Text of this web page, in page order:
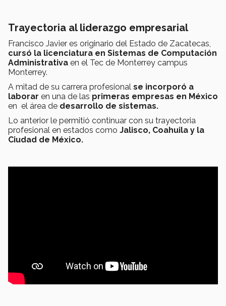
Trayectoria al liderazgo empresarial
Francisco Javier es originario del Estado de Zacatecas,
cursó la licenciatura en Sistemas de Computación
Administrativa en el Tec de Monterrey campus
Monterrey.
A mitad de su carrera profesional se incorporó a
laborar en una de las primeras empresas en México
en el área de desarrollo de sistemas.
Lo anterior le permitió continuar con su trayectoria
profesional en estados como Jalisco, Coahuila y la
Ciudad de México.